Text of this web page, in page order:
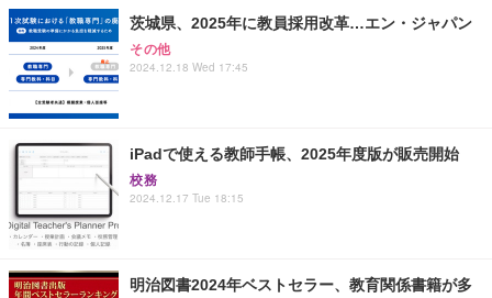
茨城県、2025年に教員採用改革…エン・ジャパン
その他
2024.12.18 Wed 17:45
iPadで使える教師手帳、2025年度版が販売開始
校務
2024.12.17 Tue 18:15
明治図書2024年ベストセラー、教育関係書籍が多